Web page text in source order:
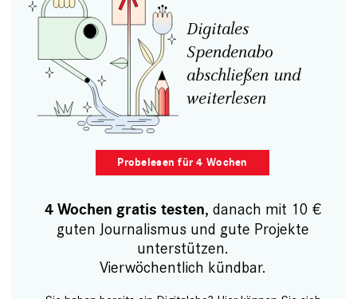
Digitales
Spendenabo
abschließen und
weiterlesen
Probelesen für 4 Wochen
4 Wochen gratis testen, danach mit 10 €
guten Journalismus und gute Projekte
unterstützen.
Vierwöchentlich kündbar.